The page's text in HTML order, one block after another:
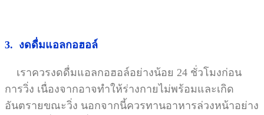
3. งดดื่มแอลกอฮอล์
เราควรงดดื่มแอลกอฮอล์อย่างน้อย 24 ชั่วโมงก่อน
การวิ่ง เนื่องจากอาจทำให้ร่างกายไม่พร้อมและเกิด
อันตรายขณะวิ่ง นอกจากนี้ควรทานอาหารล่วงหน้าอย่าง